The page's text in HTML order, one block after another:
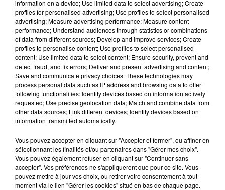
CLAUDE NOUGARO
Tu Verras
MICHEL POLNAREFF
On Ira Tous Au Paradis
AUTRES PODCASTS
information on a device; Use limited data to select advertising; Create
profiles for personalised advertising; Use profiles to select personalised
advertising; Measure advertising performance; Measure content
performance; Understand audiences through statistics or combinations
of data from different sources; Develop and improve services; Create
profiles to personalise content; Use profiles to select personalised
content; Use limited data to select content; Ensure security, prevent and
detect fraud, and fix errors; Deliver and present advertising and content;
Save and communicate privacy choices. These technologies may
process personal data such as IP address and browsing data to offer
following functionalities: Identify devices based on information actively
requested; Use precise geolocation data; Match and combine data from
other data sources; Link different devices; Identify devices based on
information transmitted automatically.
Vous pouvez accepter en cliquant sur "Accepter et fermer", ou affiner en
sélectionnant les finalités et/ou partenaires dans "Gérer mes choix".
Vous pouvez également refuser en cliquant sur "Continuer sans
accepter". Vos préférences ne s'appliqueront que pour ce site. Vous
pouvez mettre à jour vos choix, ou retirer votre consentement à tout
moment via le lien "Gérer les cookies" situé en bas de chaque page.